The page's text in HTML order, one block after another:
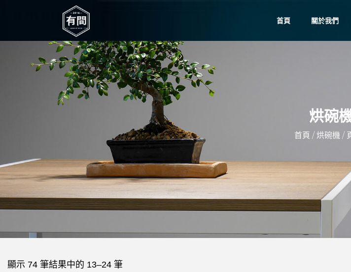
首頁 關於我們
烘碗
首頁 / 烘碗機/
顯示 74 筆結果中的 13–24 筆